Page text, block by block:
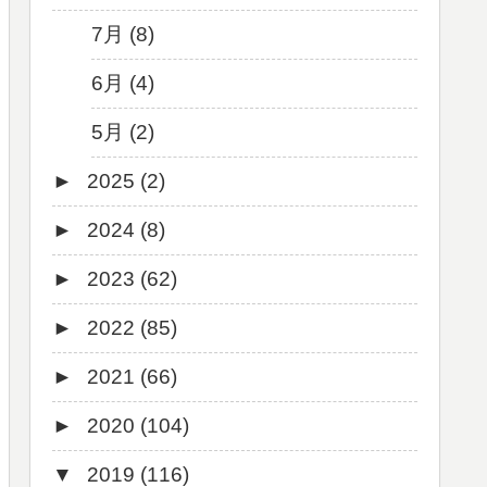
7月 (8)
6月 (4)
5月 (2)
► 2025 (2)
12月 (1)
6月 (1)
► 2024 (8)
8月 (1)
7月 (1)
5月 (2)
4月 (3)
3月 (1)
► 2023 (62)
9月 (1)
8月 (1)
7月 (8)
6月 (5)
► 2022 (85)
12月 (3)
10月 (1)
9月 (4)
► 2021 (66)
12月 (4)
11月 (8)
► 2020 (104)
12月 (7)
▼ 2019 (116)